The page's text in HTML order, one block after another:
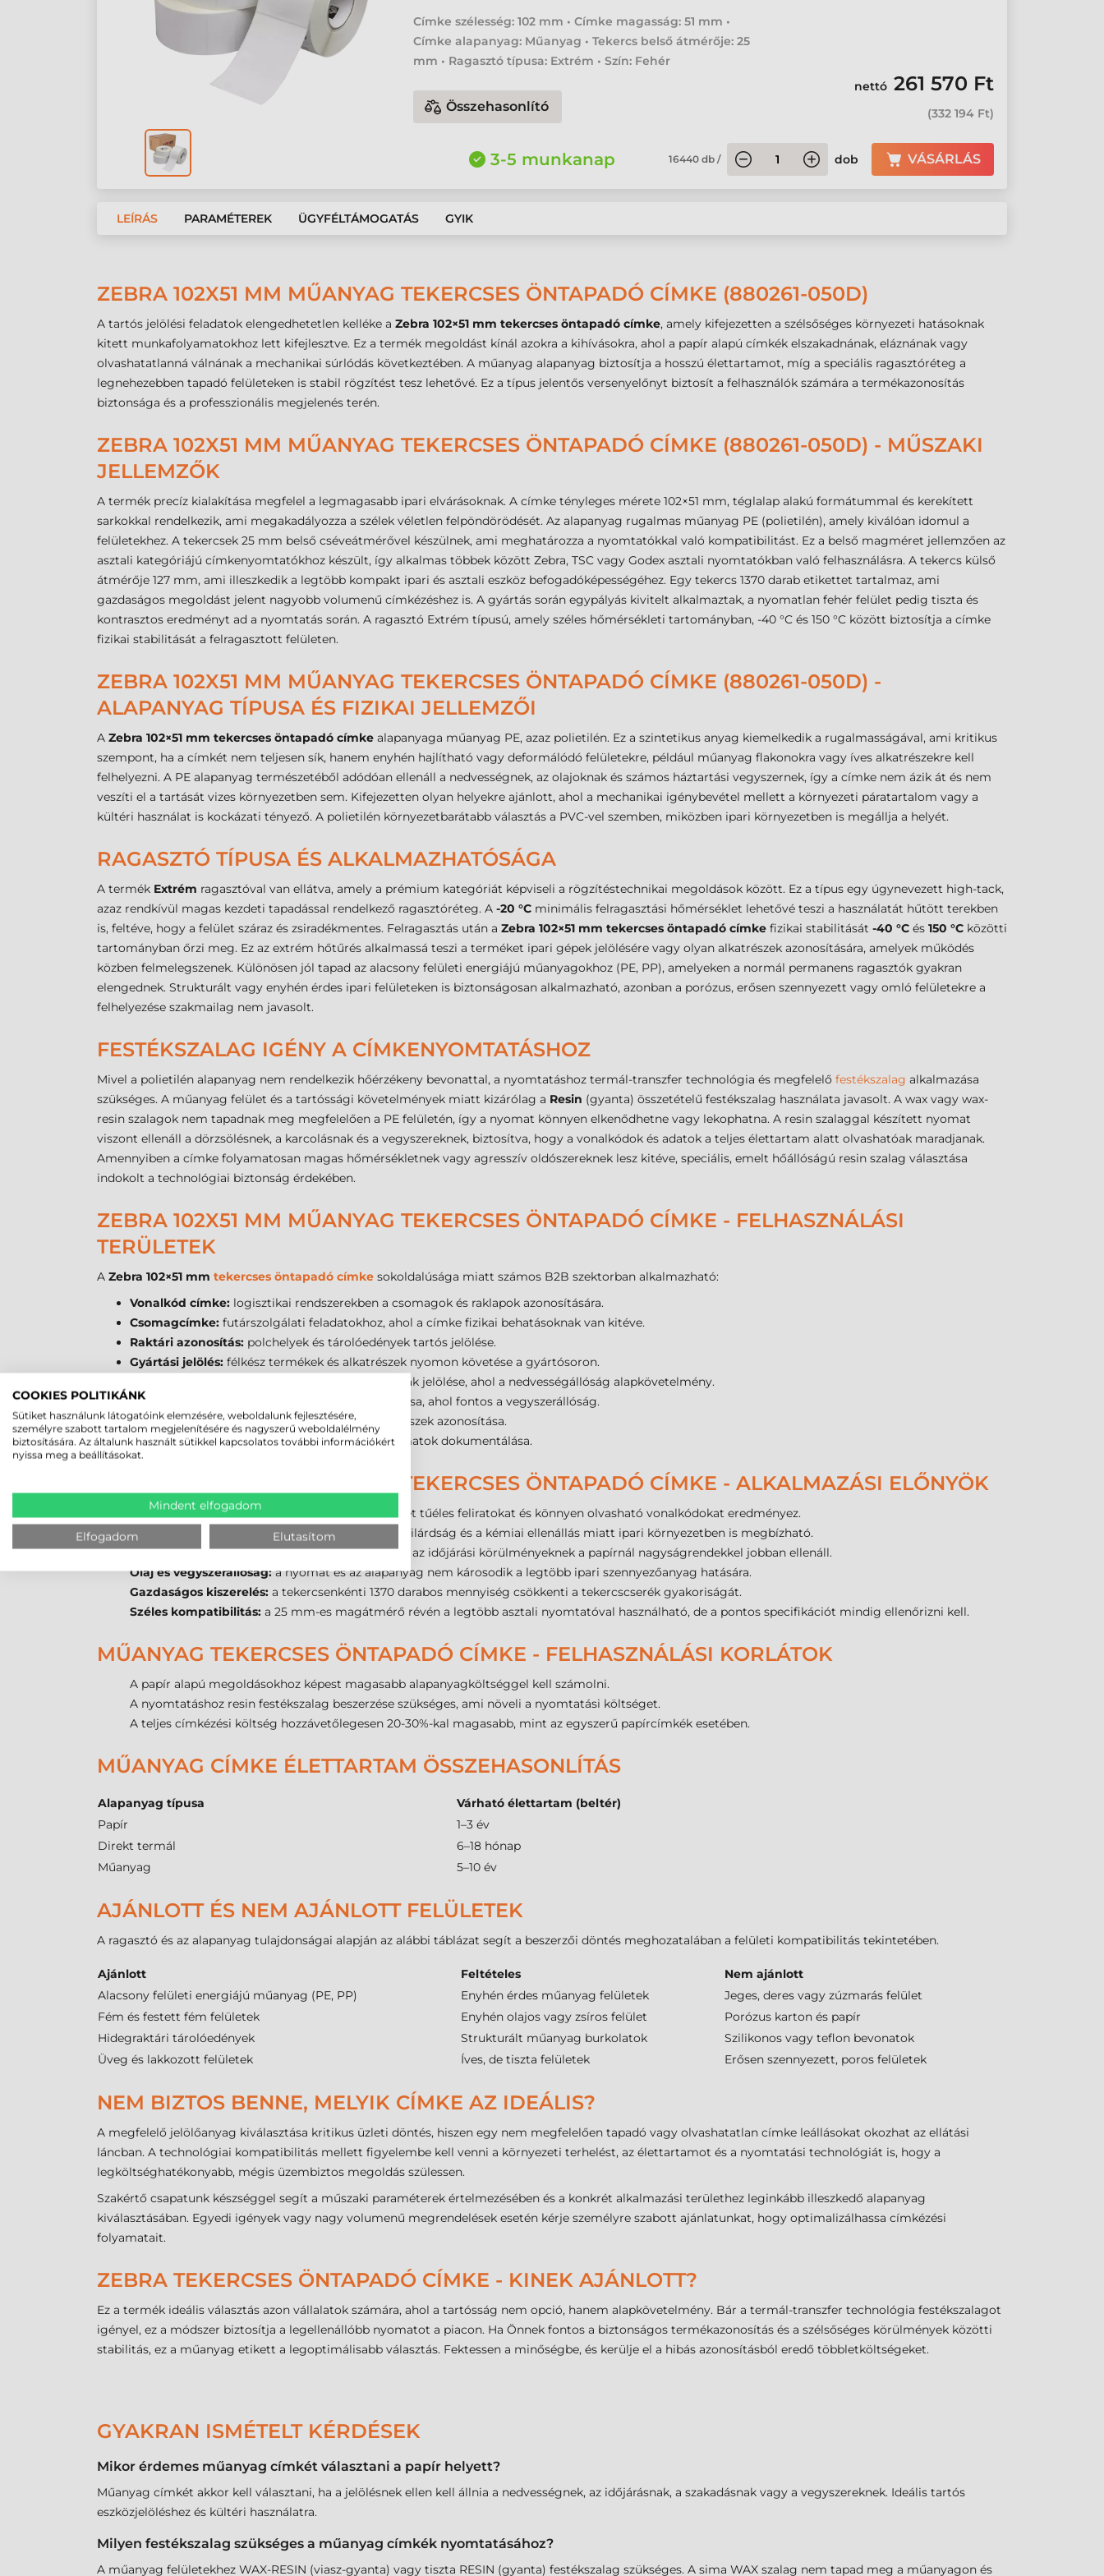
Címke szélesség: 102 mm • Címke magasság: 51 mm •
Címke alapanyag: Műanyag • Tekercs belső átmérője: 25
mm • Ragasztó típusa: Extrém • Szín: Fehér
Összehasonlító
nettó 261 570 Ft
(332 194 Ft)
3-5 munkanap 16440 db/ dob VÁSÁRLÁS
LEÍRÁS PARAMÉTEREK ÜGYFÉLTÁMOGATÁS GYIK
ZEBRA 102X51 MM MŰANYAG TEKERCSES ÖNTAPADÓ CÍMKE (880261-050D)
A tartós jelölési feladatok elengedhetetlen kelléke a Zebra 102×51 mm tekercses öntapadó címke, amely kifejezetten a szélsőséges környezeti hatásoknak
kitett munkafolyamatokhoz lett kifejlesztve. Ez a termék megoldást kínál azokra a kihívásokra, ahol a papír alapú címkék elszakadnának, eláznának vagy
olvashatatlanná válnának a mechanikai súrlódás következtében. A műanyag alapanyag biztosítja a hosszú élettartamot, míg a speciális ragasztóréteg a
legnehezebben tapadó felületeken is stabil rögzítést tesz lehetővé. Ez a típus jelentős versenyelőnyt biztosít a felhasználók számára a termékazonosítás
biztonsága és a professzionális megjelenés terén.
ZEBRA 102X51 MM MŰANYAG TEKERCSES ÖNTAPADÓ CÍMKE (880261-050D) - MŰSZAKI
JELLEMZŐK
A termék precíz kialakítása megfelel a legmagasabb ipari elvárásoknak. A címke tényleges mérete 102×51 mm, téglalap alakú formátummal és kerekített
sarkokkal rendelkezik, ami megakadályozza a szélek véletlen felpöndörödését. Az alapanyag rugalmas műanyag PE (polietilén), amely kiválóan idomul a
felületekhez. A tekercsek 25 mm belső cséveátmérővel készülnek, ami meghatározza a nyomtatókkal való kompatibilitást. Ez a belső magméret jellemzően az
asztali kategóriájú címkenyomtatókhoz készült, így alkalmas többek között Zebra, TSC vagy Godex asztali nyomtatókban való felhasználásra. A tekercs külső
átmérője 127 mm, ami illeszkedik a legtöbb kompakt ipari és asztali eszköz befogadóképességéhez. Egy tekercs 1370 darab etikettet tartalmaz, ami
gazdaságos megoldást jelent nagyobb volumenű címkézéshez is. A gyártás során egypályás kivitelt alkalmaztak, a nyomatlan fehér felület pedig tiszta és
kontrasztos eredményt ad a nyomtatás során. A ragasztó Extrém típusú, amely széles hőmérsékleti tartományban, -40 °C és 150 °C között biztosítja a címke
fizikai stabilitását a felragasztott felületen.
ZEBRA 102X51 MM MŰANYAG TEKERCSES ÖNTAPADÓ CÍMKE (880261-050D) -
ALAPANYAG TÍPUSA ÉS FIZIKAI JELLEMZŐI
A Zebra 102×51 mm tekercses öntapadó címke alapanyaga műanyag PE, azaz polietilén. Ez a szintetikus anyag kiemelkedik a rugalmasságával, ami kritikus
szempont, ha a címkét nem teljesen sík, hanem enyhén hajlítható vagy deformálódó felületekre, például műanyag flakonokra vagy íves alkatrészekre kell
felhelyezni. A PE alapanyag természetéből adódóan ellenáll a nedvességnek, az olajoknak és számos háztartási vegyszernek, így a címke nem ázik át és nem
veszíti el a tartását vizes környezetben sem. Kifejezetten olyan helyekre ajánlott, ahol a mechanikai igénybevétel mellett a környezeti páratartalom vagy a
kültéri használat is kockázati tényező. A polietilén környezetbarátabb választás a PVC-vel szemben, miközben ipari környezetben is megállja a helyét.
RAGASZTÓ TÍPUSA ÉS ALKALMAZHATÓSÁGA
A termék Extrém ragasztóval van ellátva, amely a prémium kategóriát képviseli a rögzítéstechnikai megoldások között. Ez a típus egy úgynevezett high-tack,
azaz rendkívül magas kezdeti tapadással rendelkező ragasztóréteg. A -20 °C minimális felragasztási hőmérséklet lehetővé teszi a használatát hűtött terekben
is, feltéve, hogy a felület száraz és zsiradékmentes. Felragasztás után a Zebra 102×51 mm tekercses öntapadó címke fizikai stabilitását -40 °C és 150 °C közötti
tartományban őrzi meg. Ez az extrém hőtűrés alkalmassá teszi a terméket ipari gépek jelölésére vagy olyan alkatrészek azonosítására, amelyek működés
közben felmelegszenek. Különösen jól tapad az alacsony felületi energiájú műanyagokhoz (PE, PP), amelyeken a normál permanens ragasztók gyakran
elengednek. Strukturált vagy enyhén érdes ipari felületeken is biztonságosan alkalmazható, azonban a porózus, erősen szennyezett vagy omló felületekre a
felhelyezése szakmailag nem javasolt.
FESTÉKSZALAG IGÉNY A CÍMKENYOMTATÁSHOZ
Mivel a polietilén alapanyag nem rendelkezik hőérzékeny bevonattal, a nyomtatáshoz termál-transzfer technológia és megfelelő festékszalag alkalmazása
szükséges. A műanyag felület és a tartóssági követelmények miatt kizárólag a Resin (gyanta) összetételű festékszalag használata javasolt. A wax vagy wax-
resin szalagok nem tapadnak meg megfelelően a PE felületén, így a nyomat könnyen elkenődhetne vagy lekophatna. A resin szalaggal készített nyomat
viszont ellenáll a dörzsölésnek, a karcolásnak és a vegyszereknek, biztosítva, hogy a vonalkódok és adatok a teljes élettartam alatt olvashatóak maradjanak.
Amennyiben a címke folyamatosan magas hőmérsékletnek vagy agresszív oldószereknek lesz kitéve, speciális, emelt hőállóságú resin szalag választása
indokolt a technológiai biztonság érdekében.
ZEBRA 102X51 MM MŰANYAG TEKERCSES ÖNTAPADÓ CÍMKE - FELHASZNÁLÁSI
TERÜLETEK
A Zebra 102×51 mm tekercses öntapadó címke sokoldalúsága miatt számos B2B szektorban alkalmazható:
Vonalkód címke: logisztikai rendszerekben a csomagok és raklapok azonosítására.
Csomagcímke: futárszolgálati feladatokhoz, ahol a címke fizikai behatásoknak van kitéve.
Raktári azonosítás: polchelyek és tárolóedények tartós jelölése.
Gyártási jelölés: félkész termékek és alkatrészek nyomon követése a gyártósoron.
laboratóriumi minták jelölése, ahol a nedvességállóság alapkövetelmény.
Vegyipari jelölés:
flakonok és tartályok feliratozása, ahol fontos a vegyszerállóság.
Elektronikai ipar:készülékházak és belső alkatrészek azonosítása.
Autóipar:alkatrész-utángyártás és szervizfolyamatok dokumentálása.
ZEBRA 102X51 MM MŰANYAG TEKERCSES ÖNTAPADÓ CÍMKE - ALKALMAZÁSI ELŐNYÖK
Prémium nyomtatási minőség:
a sima PE felület tűéles feliratokat és könnyen olvasható vonalkódokat eredményez.
Ellenáll az extrém igénybevételnek:
a szakítószilárdság és a kémiai ellenállás miatt ipari környezetben is megbízható.
Kültéri alkalmazhatóság:az UV-sugárzásnak és az időjárási körülményeknek a papírnál nagyságrendekkel jobban ellenáll.
Olaj és vegyszerállóság:a nyomat és az alapanyag nem károsodik a legtöbb ipari szennyezőanyag hatására.
Gazdaságos kiszerelés: a tekercsenkénti 1370 darabos mennyiség csökkenti a tekercscserék gyakoriságát.
Széles kompatibilitás: a 25 mm-es magátmérő révén a legtöbb asztali nyomtatóval használható, de a pontos specifikációt mindig ellenőrizni kell.
MŰANYAG TEKERCSES ÖNTAPADÓ CÍMKE - FELHASZNÁLÁSI KORLÁTOK
A papír alapú megoldásokhoz képest magasabb alapanyagköltséggel kell számolni.
A nyomtatáshoz resin festékszalag beszerzése szükséges, ami növeli a nyomtatási költséget.
A teljes címkézési költség hozzávetőlegesen 20-30%-kal magasabb, mint az egyszerű papírcímkék esetében.
MŰANYAG CÍMKE ÉLETTARTAM ÖSSZEHASONLÍTÁS
Alapanyag típusa
Várható élettartam (beltér)
Papír
1–3 év
Direkt termál
6–18 hónap
Műanyag
5–10 év
AJÁNLOTT ÉS NEM AJÁNLOTT FELÜLETEK
A ragasztó és az alapanyag tulajdonságai alapján az alábbi táblázat segít a beszerzői döntés meghozatalában a felületi kompatibilitás tekintetében.
Ajánlott Feltételes
Nem ajánlott
Alacsony felületi energiájú műanyag (PE, PP)
Enyhén érdes műanyag felületek
Jeges, deres vagy zúzmarás felület
Fém és festett fém felületek
Enyhén olajos vagy zsíros felület
Porózus karton és papír
Hidegraktári tárolóedények
Strukturált műanyag burkolatok
Szilikonos vagy teflon bevonatok
Üveg és lakkozott felületek
Íves, de tiszta felületek Erősen szennyezett, poros felületek
NEM BIZTOS BENNE, MELYIK CÍMKE AZ IDEÁLIS?
A megfelelő jelölőanyag kiválasztása kritikus üzleti döntés, hiszen egy nem megfelelően tapadó vagy olvashatatlan címke leállásokat okozhat az ellátási
láncban. A technológiai kompatibilitás mellett figyelembe kell venni a környezeti terhelést, az élettartamot és a nyomtatási technológiát is, hogy a
legköltséghatékonyabb, mégis üzembiztos megoldás szülessen.
Szakértő csapatunk készséggel segít a műszaki paraméterek értelmezésében és a konkrét alkalmazási területhez leginkább illeszkedő alapanyag
kiválasztásában. Egyedi igények vagy nagy volumenű megrendelések esetén kérje személyre szabott ajánlatunkat, hogy optimalizálhassa címkézési
folyamatait.
ZEBRA TEKERCSES ÖNTAPADÓ CÍMKE - KINEK AJÁNLOTT?
Ez a termék ideális választás azon vállalatok számára, ahol a tartósság nem opció, hanem alapkövetelmény. Bár a termál-transzfer technológia festékszalagot
igényel, ez a módszer biztosítja a legellenállóbb nyomatot a piacon. Ha Önnek fontos a biztonságos termékazonosítás és a szélsőséges körülmények közötti
stabilitás, ez a műanyag etikett a legoptimálisabb választás. Fektessen a minőségbe, és kerülje el a hibás azonosításból eredő többletköltségeket.
GYAKRAN ISMÉTELT KÉRDÉSEK
Mikor érdemes műanyag címkét választani a papír helyett?
Műanyag címkét akkor kell választani, ha a jelölésnek ellen kell állnia a nedvességnek, az időjárásnak, a szakadásnak vagy a vegyszereknek. Ideális tartós
eszközjelöléshez és kültéri használatra.
Milyen festékszalag szükséges a műanyag címkék nyomtatásához?
A műanyag felületekhez WAX-RESIN (viasz-gyanta) vagy tiszta RESIN (gyanta) festékszalag szükséges. A sima WAX szalag nem tapad meg a műanyagon és
COOKIES POLITIKÁNK
Sütiket használunk látogatóink elemzésére, weboldalunk fejlesztésére,
személyre szabott tartalom megjelenítésére és nagyszerű weboldalélmény
biztosítására. Az általunk használt sütikkel kapcsolatos további információkért
nyissa meg a beállításokat.
Mindent elfogadom
Elfogadom Elutasítom